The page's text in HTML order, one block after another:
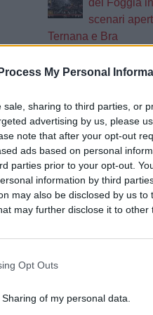
My Personal
sale, sharing to third parties, or
advertising by us, please
note that after your opt-out
ads based on personal
parties prior to your opt-out.
information by third
may also be disclosed by us to
may further disclose it to other
Opt Outs
of my personal data.
del Foggia
scenari
Ternana e Bra
Pazienza.
Ecco il calendario completo